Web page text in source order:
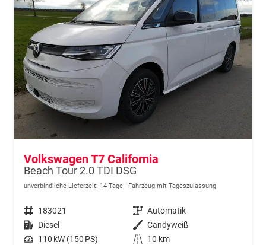
Volkswagen T7 California
Beach Tour 2.0 TDI DSG
unverbindliche Lieferzeit: 14 Tage Fahrzeug mit Tageszulassung
Fahrzeugnr. 183021 Getriebe Automatik
Kraftstoff Diesel Außenfarbe Candyweiß
Leistung 110 kW (150 PS) Kilometerstand
10 km